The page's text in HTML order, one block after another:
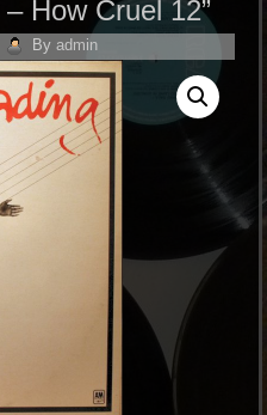
How Cruel 12”
By admin